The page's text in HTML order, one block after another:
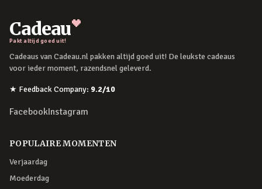
Cadeau
Pakt altijd goed uit!
Cadeaus van Cadeau.nl pakken altijd goed uit! De leukste cadeaus
voor ieder moment, razendsnel geleverd.
★ Feedback Company: 9.2/10
FacebookInstagram
POPULAIRE MOMENTEN
Verjaardag
Moederdag